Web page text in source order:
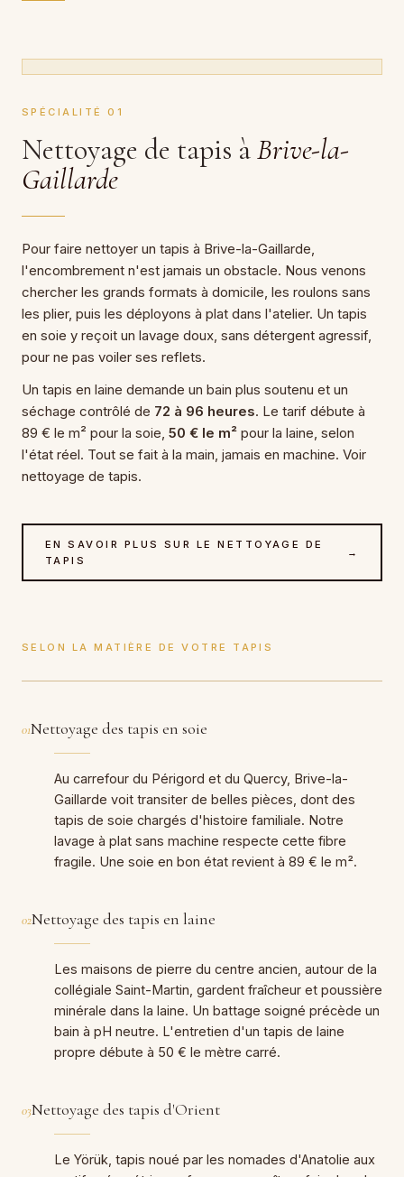
SPÉCIALITÉ 01
Nettoyage de tapis àBrive-la-
Gaillarde
Pour faire nettoyer un tapis à Brive-la-Gaillarde,
l'encombrement n'est jamais un obstacle. Nous venons
chercher les grands formats à domicile, les roulons sans
les plier, puis les déployons à plat dans l'atelier. Un tapis
en soie y reçoit un lavage doux, sans détergent agressif,
pour ne pas voiler ses reflets.
Un tapis en laine demande un bain plus soutenu et un
séchage contrôlé de 72 à 96 heures. Le tarif débute à
89 € le m² pour la soie, 50 € le m² pour la laine, selon
l'état réel. Tout se fait à la main, jamais en machine. Voir
nettoyage de tapis.
EN SAVOIR PLUS SUR LE NETTOYAGE DE
TAPIS
→
SELON LA MATIÈRE DE VOTRE TAPIS
01Nettoyage des tapis en soie
Au carrefour du Périgord et du Quercy, Brive-la-
Gaillarde voit transiter de belles pièces, dont des
tapis de soie chargés d'histoire familiale. Notre
lavage à plat sans machine respecte cette fibre
fragile. Une soie en bon état revient à 89 € le m².
02Nettoyage des tapis en laine
Les maisons de pierre du centre ancien, autour de la
collégiale Saint-Martin, gardent fraîcheur et poussière
minérale dans la laine. Un battage soigné précède un
bain à pH neutre. L'entretien d'un tapis de laine
propre débute à 50 € le mètre carré.
03Nettoyage des tapis d'Orient
Le Yörük, tapis noué par les nomades d'Anatolie aux